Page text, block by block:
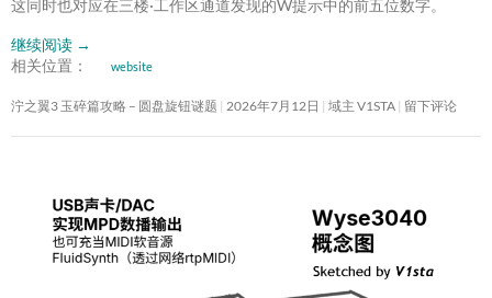
这同时也对应在三楼·工作区通道发现的W提示中的前五位数字。
继续阅读 →
相关位置：
website
泞之翼3 玉碎篇攻略 – 圆盘旋钮谜题 2026年7月12日 域主 V1STA 留下评论